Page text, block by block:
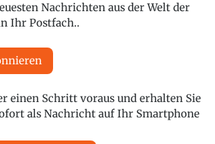
Nachrichten aus der Welt der
Ihr Postfach..
einen Schritt voraus und erhalten Sie
als Nachricht auf Ihr Smartphone